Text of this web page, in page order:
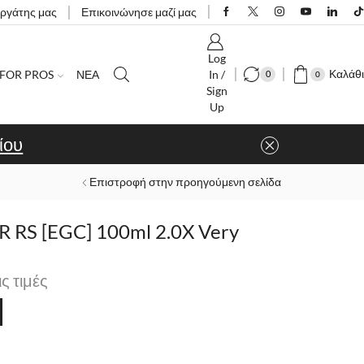
μας Επικοινώνησε μαζί μας
FOR PROS ΝΕΑ
Log
In /
Sign
Up
0 0 Καλάθι
Επιστροφή στην προηγούμενη σελίδα
RS [EGC] 100ml 2.0X Very
τιμές